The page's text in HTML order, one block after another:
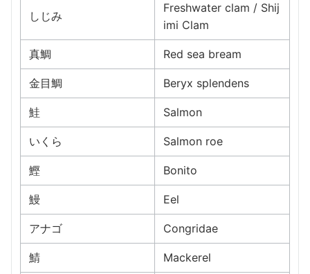
しじみ
Freshwater clam / Shij
imi Clam
真鯛 Red sea bream
金目鯛 Beryx splendens
鮭 Salmon
いくら Salmon roe
鰹 Bonito
鰻 Eel
アナゴ Congridae
鯖 Mackerel